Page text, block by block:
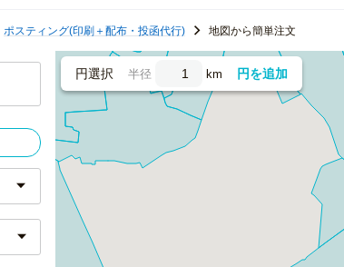
ポスティング(印刷＋配布・投函代行) 地図から簡単注文
円選択 半径 km 円を追加